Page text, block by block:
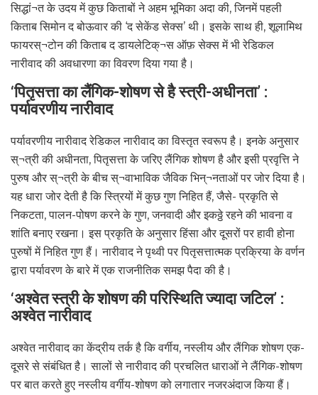
सिद्धां¬त के उदय में कुछ किताबों ने अहम भूमिका अदा की, जिनमें पहली
किताब सिमोन द बोऊवार की ‘द सेकेंड सेक्स’ थी। इसके साथ ही, शूलामिथ
फायरस्¬टोन की किताब द डायलेटिक्¬स ऑफ़ सेक्स में भी रेडिकल
नारीवाद की अवधारणा का विवरण दिया गया है।
‘पितृसत्ता का लैंगिक-शोषण से है स्त्री-अधीनता’ :
पर्यावरणीय नारीवाद
पर्यावरणीय नारीवाद रेडिकल नारीवाद का विस्तृत स्वरूप है। इनके अनुसार
स्¬त्री की अधीनता, पितृसत्ता के जरिए लैंगिक शोषण है और इसी प्रवृत्ति ने
पुरुष और स्¬त्री के बीच स्¬वाभाविक जैविक भिन्¬नताओं पर जोर दिया है।
यह धारा जोर देती है कि स्त्रियों में कुछ गुण निहित हैं, जैसे- प्रकृति से
निकटता, पालन-पोषण करने के गुण, जनवादी और इकठ्ठे रहने की भावना व
शांति बनाए रखना। इस प्रकृति के अनुसार हिंसा और दूसरों पर हावी होना
पुरुषों में निहित गुण हैं। नारीवाद ने पृथ्वी पर पितृसत्तात्मक प्रक्रिया के वर्णन
द्वारा पर्यावरण के बारे में एक राजनीतिक समझ पैदा की है।
‘अश्वेत स्त्री के शोषण की परिस्थिति ज्यादा जटिल’ :
अश्वेत नारीवाद
अश्वेत नारीवाद का केंद्रीय तर्क है कि वर्गीय, नस्लीय और लैंगिक शोषण एक-
दूसरे से संबंधित है। सालों से नारीवाद की प्रचलित धाराओं ने लैंगिक-शोषण
पर बात करते हुए नस्लीय वर्गीय-शोषण को लगातार नजरअंदाज किया हैं।